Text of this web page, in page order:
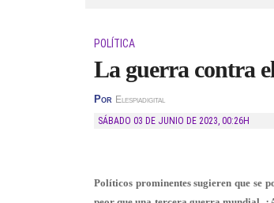
POLÍTICA
La guerra contra
Por Elespiadigital
SÁBADO 03 DE JUNIO DE 2023, 00:26H
Políticos prominentes sugieren que se